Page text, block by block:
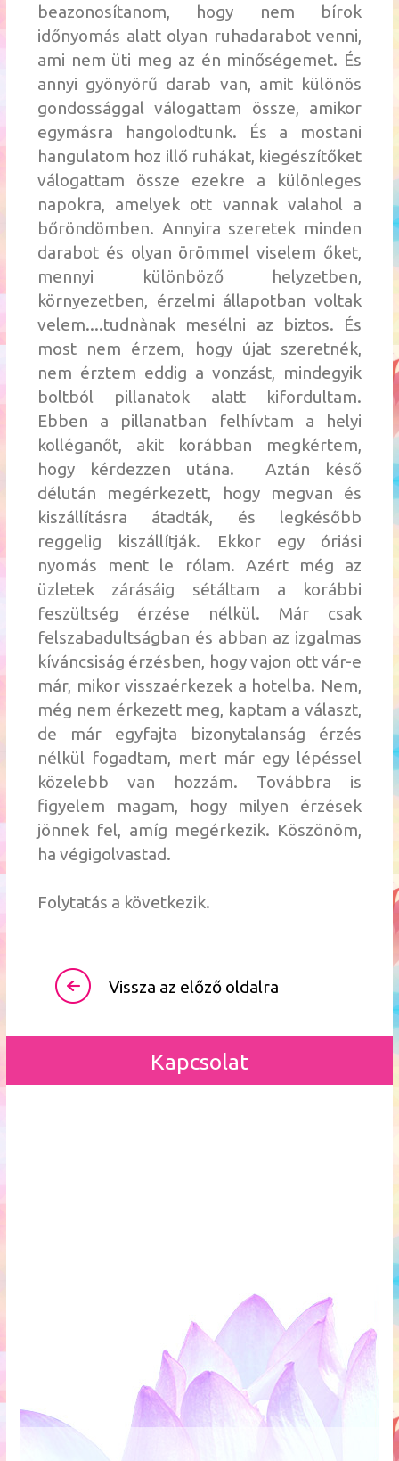
beazonosítanom, hogy nem bírok
időnyomás alatt olyan ruhadarabot venni,
ami nem üti meg az én minőségemet. És
annyi gyönyörű darab van, amit különös
gondossággal válogattam össze, amikor
egymásra hangolodtunk. És a mostani
hangulatom hoz illő ruhákat, kiegészítőket
válogattam össze ezekre a különleges
napokra, amelyek ott vannak valahol a
bőröndömben. Annyira szeretek minden
darabot és olyan örömmel viselem őket,
mennyi különböző helyzetben,
környezetben, érzelmi állapotban voltak
velem....tudnànak mesélni az biztos. És
most nem érzem, hogy újat szeretnék,
nem érztem eddig a vonzást, mindegyik
boltból pillanatok alatt kifordultam.
Ebben a pillanatban felhívtam a helyi
kolléganőt, akit korábban megkértem,
hogy kérdezzen utána. Aztán késő
délután megérkezett, hogy megvan és
kiszállításra átadták, és legkésőbb
reggelig kiszállítják. Ekkor egy óriási
nyomás ment le rólam. Azért még az
üzletek zárásáig sétáltam a korábbi
feszültség érzése nélkül. Már csak
felszabadultságban és abban az izgalmas
kíváncsiság érzésben, hogy vajon ott vár-e
már, mikor visszaérkezek a hotelba. Nem,
még nem érkezett meg, kaptam a választ,
de már egyfajta bizonytalanság érzés
nélkül fogadtam, mert már egy lépéssel
közelebb van hozzám. Továbbra is
figyelem magam, hogy milyen érzések
jönnek fel, amíg megérkezik. Köszönöm,
ha végigolvastad.
Folytatás a következik.
Vissza az előző oldalra
Kapcsolat